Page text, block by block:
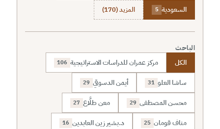
السعودية 5 المزيد (170)
الباحث
الكل مركز عمران للدراسات الاستراتيجية 106
ساشا العلو 31 أيمن الدسوقي 29
محسن المصطفى 29 معن طلَّاع 27
مناف قومان 25 د.بشير زين العابدين 16